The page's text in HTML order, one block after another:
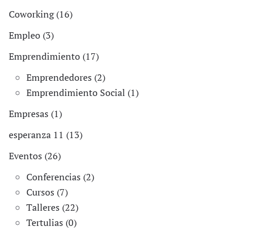
Coworking (16)
Empleo (3)
Emprendimiento (17)
Emprendedores (2)
Emprendimiento Social (1)
Empresas (1)
esperanza 11 (13)
Eventos (26)
Conferencias (2)
Cursos (7)
Talleres (22)
Tertulias (0)